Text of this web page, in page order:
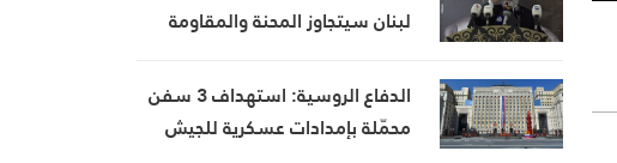
لبنان سيتجاوز المحنة والمقاومة
مجاهديها
الدفاع الروسية: استهداف 3 سفن
محمّلة بإمدادات عسكرية للجيش